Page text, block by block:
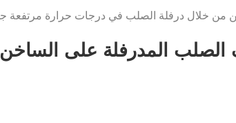
الصلب المدرفلة على الساخن